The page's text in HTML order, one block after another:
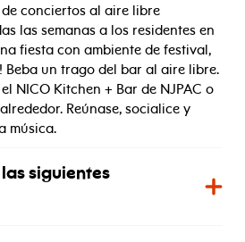
conciertos al aire libre
las semanas a los residentes en
fiesta con ambiente de festival,
Beba un trago del bar al aire libre.
NICO Kitchen + Bar de NJPAC o
Reúnase, socialice y
música.
siguientes